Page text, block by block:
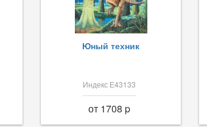
Юный техник
Индекс Е43133
от 1708 p